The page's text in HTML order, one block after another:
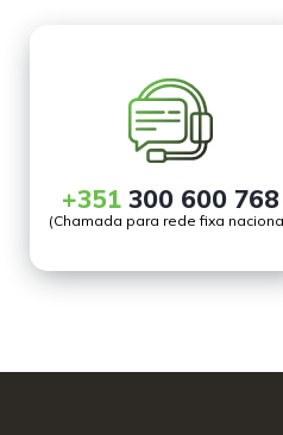
+351 300 600 768
(Chamada para rede fixa